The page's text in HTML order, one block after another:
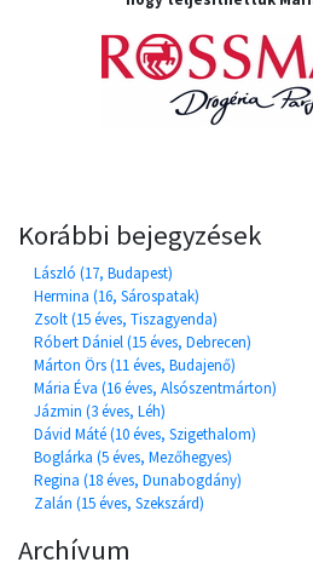
Korábbi bejegyzések
László (17, Budapest)
Hermina (16, Sárospatak)
Zsolt (15 éves, Tiszagyenda)
Róbert Dániel (15 éves, Debrecen)
Márton Örs (11 éves, Budajenő)
Mária Éva (16 éves, Alsószentmárton)
Jázmin (3 éves, Léh)
Dávid Máté (10 éves, Szigethalom)
Boglárka (5 éves, Mezőhegyes)
Regina (18 éves, Dunabogdány)
Zalán (15 éves, Szekszárd)
Archívum